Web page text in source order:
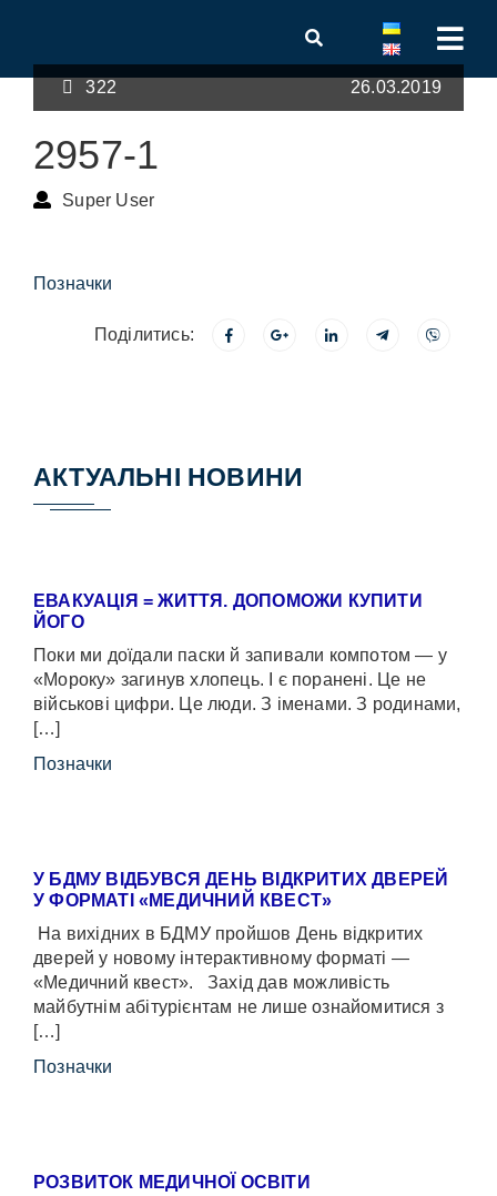
322 26.03.2019
2957-1
Super User
Позначки
Поділитись:
АКТУАЛЬНІ НОВИНИ
ЕВАКУАЦІЯ = ЖИТТЯ. ДОПОМОЖИ КУПИТИ
ЙОГО
Поки ми доїдали паски й запивали компотом — у
«Мороку» загинув хлопець. І є поранені. Це не
військові цифри. Це люди. З іменами. З родинами,
[…]
Позначки
У БДМУ ВІДБУВСЯ ДЕНЬ ВІДКРИТИХ ДВЕРЕЙ
У ФОРМАТІ «МЕДИЧНИЙ КВЕСТ»
На вихідних в БДМУ пройшов День відкритих
дверей у новому інтерактивному форматі —
«Медичний квест». Захід дав можливість
майбутнім абітурієнтам не лише ознайомитися з
[…]
Позначки
РОЗВИТОК МЕДИЧНОЇ ОСВІТИ